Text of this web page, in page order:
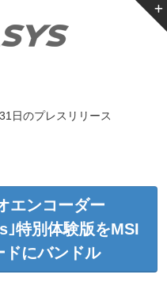
日のプレスリリース
エンコーダー
｣特別体験版をMSI
ドにバンドル